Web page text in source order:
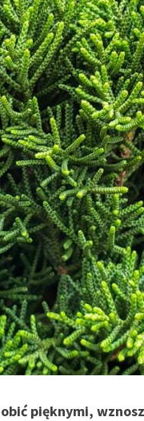
pięknymi,